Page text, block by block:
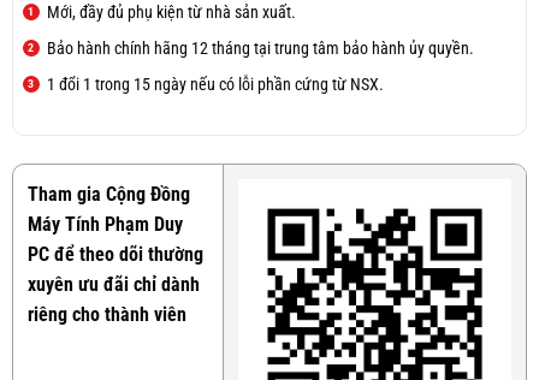
Mới, đầy đủ phụ kiện từ nhà sản xuất.
Bảo hành chính hãng 12 tháng tại trung tâm bảo hành ủy quyền.
1 đổi 1 trong 15 ngày nếu có lỗi phần cứng từ NSX.
Tham gia Cộng Đồng
Máy Tính Phạm Duy
PC để theo dõi thường
xuyên ưu đãi chỉ dành
riêng cho thành viên